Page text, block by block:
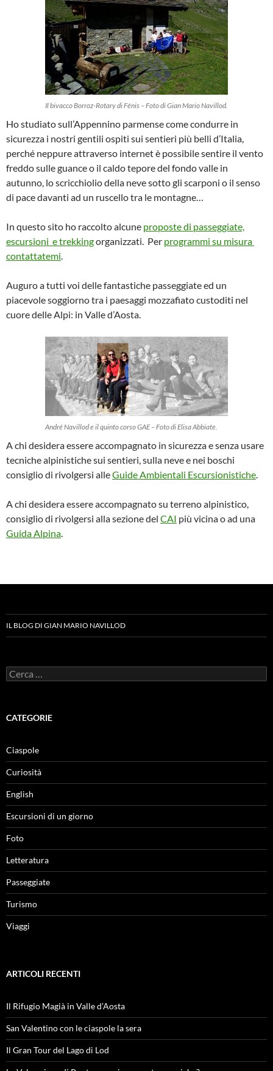
Il bivacco Borroz-Rotary di Fénis – Foto di Gian Mario Navillod.
Ho studiato sull’Appennino parmense come condurre in
sicurezza i nostri gentili ospiti sui sentieri più belli d’Italia,
perché neppure attraverso internet è possibile sentire il vento
freddo sulle guance o il caldo tepore del fondo valle in
autunno, lo scricchiolio della neve sotto gli scarponi o il senso
di pace davanti ad un ruscello tra le montagne…
In questo sito ho raccolto alcune proposte di passeggiate,
escursioni e trekkingorganizzati. Per programmi su misura
contattatemi.
Auguro a tutti voi delle fantastiche passeggiate ed un
piacevole soggiorno tra i paesaggi mozzafiato custoditi nel
cuore delle Alpi: in Valle d’Aosta.
André Navillod e il quinto corso GAE – Foto di Elisa Abbiate.
A chi desidera essere accompagnato in sicurezza e senza usare
tecniche alpinistiche sui sentieri, sulla neve e nei boschi
consiglio di rivolgersi alleGuide Ambientali Escursionistiche.
A chi desidera essere accompagnato su terreno alpinistico,
consiglio di rivolgersi alla sezione del CAI più vicina o ad una
Guida Alpina.
IL BLOG DI GIAN MARIO NAVILLOD
Ricerca
per:
CATEGORIE
Ciaspole
Curiosità
English
Escursioni di un giorno
Foto
Letteratura
Passeggiate
Turismo
Viaggi
ARTICOLI RECENTI
Il Rifugio Magià in Valle d’Aosta
San Valentino con le ciaspole la sera
Il Gran Tour del Lago di Lod